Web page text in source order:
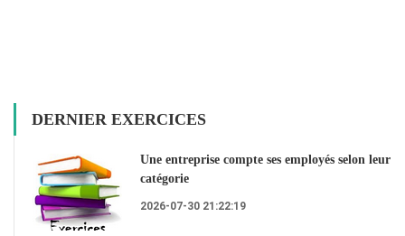
DERNIER EXERCICES
Une entreprise compte ses employés selon leur
catégorie
2026-07-30 21:22:19